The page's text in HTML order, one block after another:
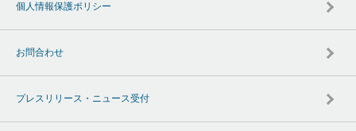
個人情報保護ポリシー
お問合わせ
プレスリリース・ニュース受付